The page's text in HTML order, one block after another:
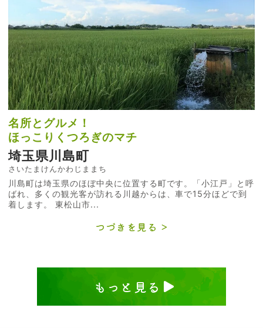
名所とグルメ！
ほっこりくつろぎのマチ
埼玉県川島町
さいたまけんかわじままち
川島町は埼玉県のほぼ中央に位置する町です。「小江戸」と呼
ばれ、多くの観光客が訪れる川越からは、車で15分ほどで到
着します。 東松山市...
つづきを見る
もっと見る